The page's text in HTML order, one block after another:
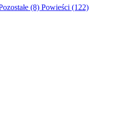
(8) Powieści (122)